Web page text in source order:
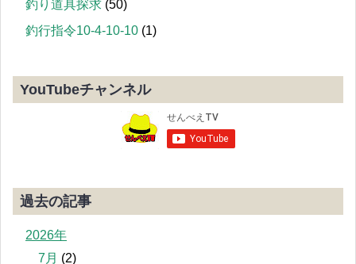
釣り道具探求 (50)
釣行指令10-4-10-10 (1)
YouTubeチャンネル
過去の記事
2026年
7月 (2)